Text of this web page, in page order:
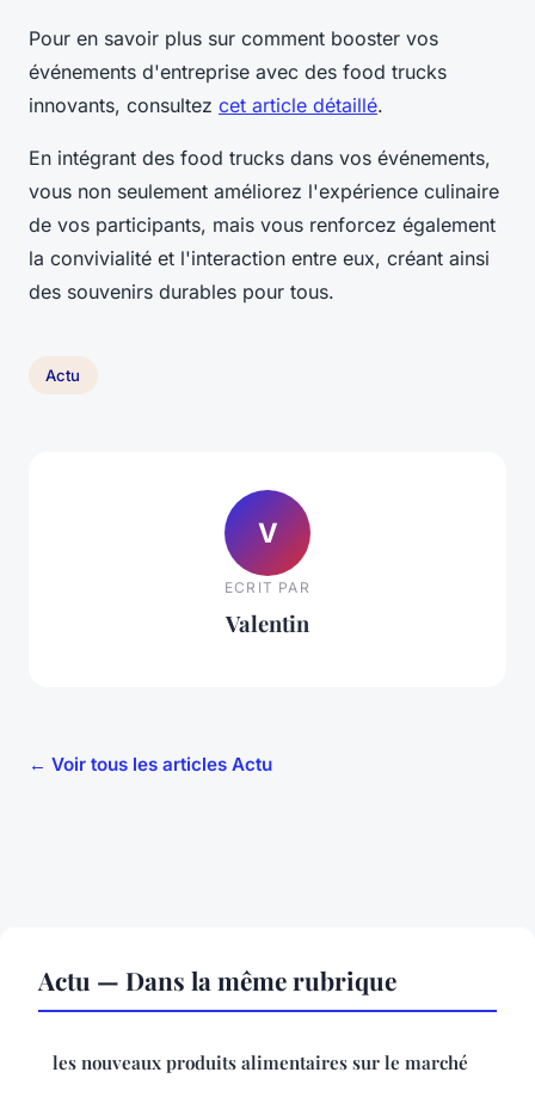
Pour en savoir plus sur comment booster vos
événements d'entreprise avec des food trucks
innovants, consultez cet article détaillé.
En intégrant des food trucks dans vos événements,
vous non seulement améliorez l'expérience culinaire
de vos participants, mais vous renforcez également
la convivialité et l'interaction entre eux, créant ainsi
des souvenirs durables pour tous.
Actu
V
ECRIT PAR
Valentin
← Voir tous les articles Actu
Actu — Dans la même rubrique
les nouveaux produits alimentaires sur le marché